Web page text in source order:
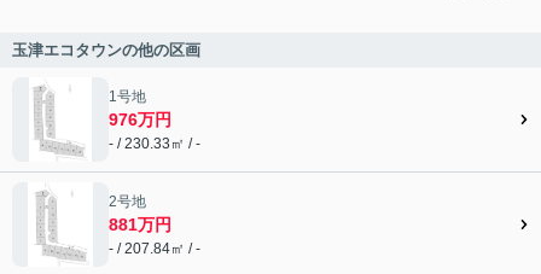
玉津エコタウンの他の区画
1号地
976万円
- / 230.33㎡ / -
2号地
881万円
- / 207.84㎡ / -